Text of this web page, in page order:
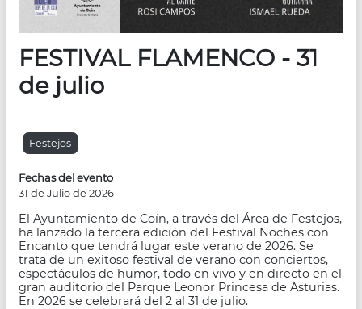
FESTIVAL FLAMENCO - 31
de julio
Festejos
Fechas del evento
31 de Julio de 2026
El Ayuntamiento de Coín, a través del Área de Festejos,
ha lanzado la tercera edición del Festival Noches con
Encanto que tendrá lugar este verano de 2026. Se
trata de un exitoso festival de verano con conciertos,
espectáculos de humor, todo en vivo y en directo en el
gran auditorio del Parque Leonor Princesa de Asturias.
En 2026 se celebrará del 2 al 31 de julio.